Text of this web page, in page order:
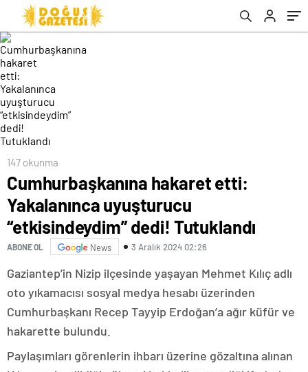
147 okunma
Cumhurbaşkanına hakaret etti:
Yakalanınca uyuşturucu
“etkisindeydim” dedi! Tutuklandı
ABONE OL News 3 Aralık 2024 02:26
Gaziantep’in Nizip ilçesinde yaşayan Mehmet Kılıç adlı
oto yıkamacısı sosyal medya hesabı üzerinden
Cumhurbaşkanı Recep Tayyip Erdoğan’a ağır küfür ve
hakarette bulundu.
Paylaşımları görenlerin ihbarı üzerine gözaltına alınan